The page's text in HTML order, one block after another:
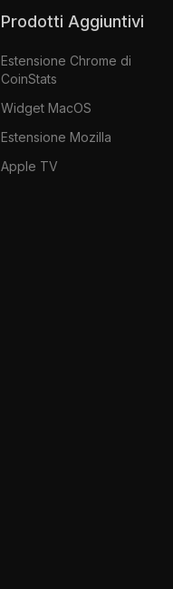
Prodotti Aggiuntivi
Estensione Chrome di
CoinStats
Widget MacOS
Estensione Mozilla
Apple TV